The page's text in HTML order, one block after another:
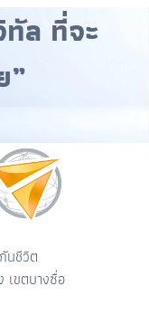
ล ที่จะ
”
นชีวิต
เขตบางซื่อ